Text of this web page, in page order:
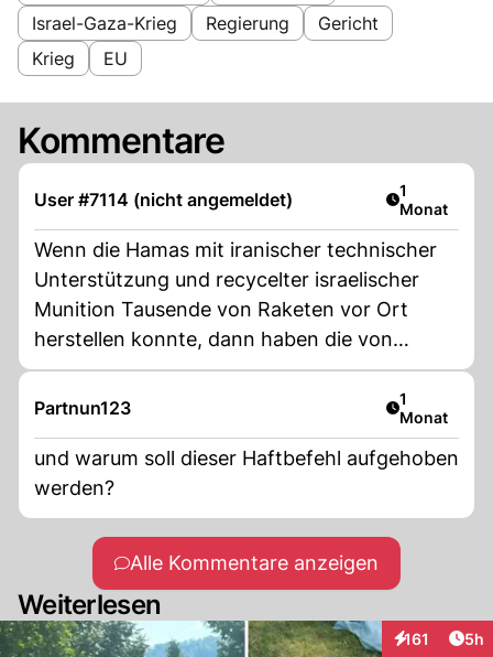
Israel-Gaza-Krieg
Regierung
Gericht
Krieg
EU
Kommentare
User #7114 (nicht angemeldet) Artikel
1
Monat
Wenn die Hamas mit iranischer technischer
Unterstützung und recycelter israelischer
Munition Tausende von Raketen vor Ort
herstellen konnte, dann haben die von
Netanjahu genehmigten monatlichen
Barüberweisungen in Höhe von 30 Millionen
Dollar (um "die Palästinenser gespalten zu
halten") wahrscheinlich die
Werkstattinfrastruktur, Gehälter und
Rohmaterialien finanziert, die für das Arsenal
vom 7. Oktober notwendig waren.
Partnun123 Artikel
1
Monat
und warum soll dieser Haftbefehl aufgehoben
werden?
Alle Kommentare anzeigen
Weiterlesen
161
Interaktionen
5h